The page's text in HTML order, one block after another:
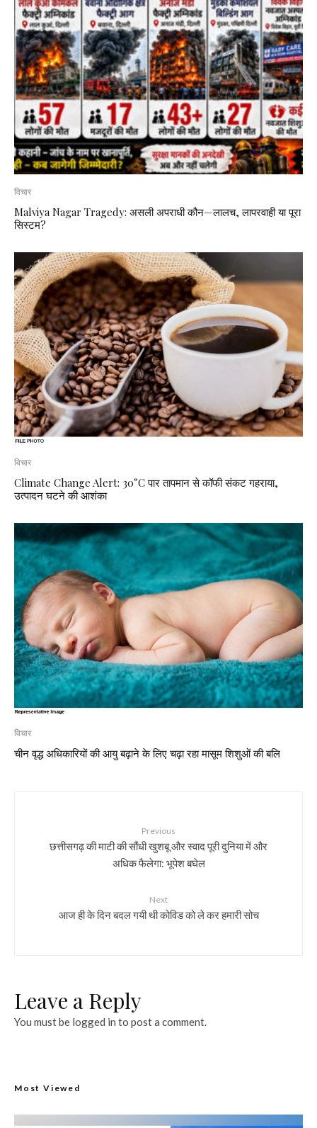
विचार
Malviya Nagar Tragedy: असली अपराधी कौन—लालच, लापरवाही या पूरा
सिस्टम?
विचार
Climate Change Alert: 30°C पार तापमान से कॉफी संकट गहराया,
उत्पादन घटने की आशंका
विचार
चीन वृद्ध अधिकारियों की आयु बढ़ाने के लिए चढ़ा रहा मासूम शिशुओं की बलि
Previous
छत्तीसगढ़ की माटी की सौंधी खुशबू और स्वाद पूरी दुनिया में और
अधिक फैलेगा: भूपेश बघेल
Next
आज ही के दिन बदल गयी थी कोविड को ले कर हमारी सोच
Leave a Reply
You must be logged in to post a comment.
Most Viewed